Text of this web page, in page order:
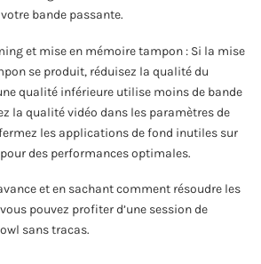
bande passante.
et mise en mémoire tampon : Si la mise
se produit, réduisez la qualité du
qualité inférieure utilise moins de bande
la qualité vidéo dans les paramètres de
les applications de fond inutiles sur
des performances optimales.
et en sachant comment résoudre les
pouvez profiter d’une session de
sans tracas.